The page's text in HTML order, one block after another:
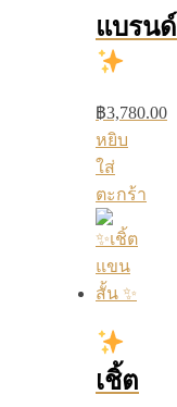
แบรนด์
฿3,780.00
หยิบ
ใส่
ตะกร้า
เชิ้ต